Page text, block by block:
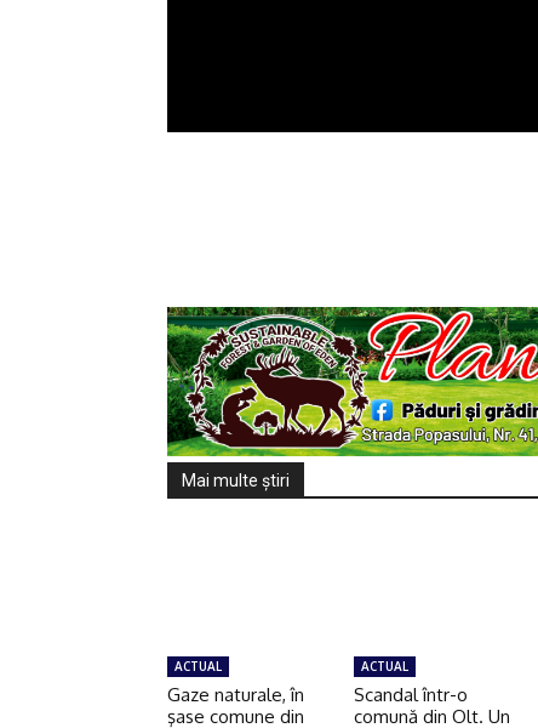
Mai multe ştiri
ACTUAL
Gaze naturale, în
şase comune din
ACTUAL
Scandal într-o
comună din Olt. Un